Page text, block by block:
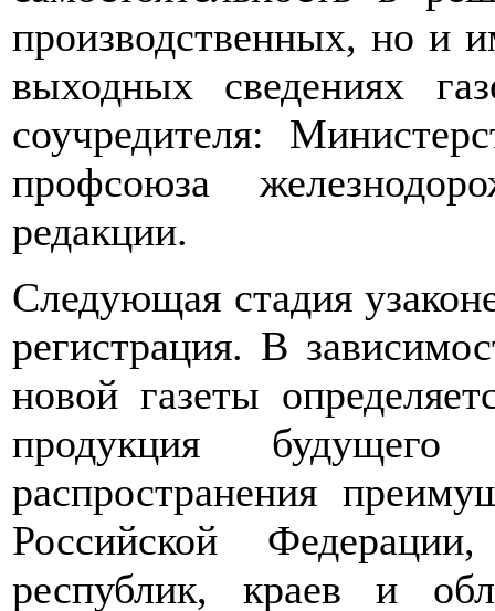
производственных, но и
выходных сведениях
соучредителя:
профсоюза
редакции.
Следующая стадия
регистрация. В
новой газеты
продукция
распространения
Российской
республик, краев и